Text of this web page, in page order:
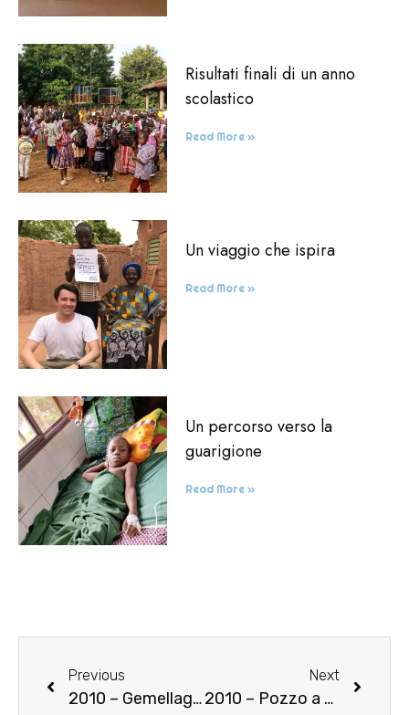
Risultati finali di un anno
scolastico
Read More »
Un viaggio che ispira
Read More »
Un percorso verso la
guarigione
Read More »
Previous
2010 – Gemellaggio Akova
Next
2010 – Pozzo a Rouaghin